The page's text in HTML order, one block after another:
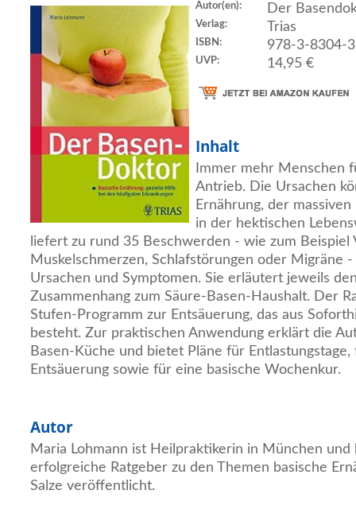
Der
Autor(en):
Verlag:
Trias
ISBN: 978-3-8304-
UVP: 14,95 €
Inhalt
Immer mehr Menschen
Antrieb. Die Ursachen
Ernährung, der
in der hektischen
liefert zu rund 35 Beschwerden - wie zum Beispiel
Muskelschmerzen, Schlafstörungen oder Migräne
Ursachen und Symptomen. Sie erläutert jeweils
Zusammenhang zum Säure-Basen-Haushalt. Der
Stufen-Programm zur Entsäuerung, das aus
besteht. Zur praktischen Anwendung erklärt die
Basen-Küche und bietet Pläne für
Entsäuerung sowie für eine basische Wochenkur.
Autor
Maria Lohmann ist Heilpraktikerin in München
erfolgreiche Ratgeber zu den Themen basische
Salze veröffentlicht.